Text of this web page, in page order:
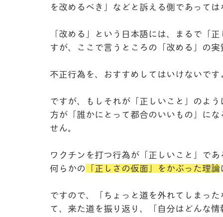
を改めるべき」などと訴える側であって
「改める」という日本語には、まるで「
すが、ここで言うところの「改める」の
不正行為を、おすすめしてはいけないです
ですが、もしそれが「正しいこと」のよ
方が「誰かにとって都合のいいもの」に
せん。
ワクチンを打つ行為が「正しいこと」で
何らかの
「正しさの仮面」をかぶった理論
ですので、「ちょっと道を外れてしまっ
て、来た道を振り返り、「自分はどんな